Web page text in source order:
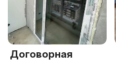
Договорная